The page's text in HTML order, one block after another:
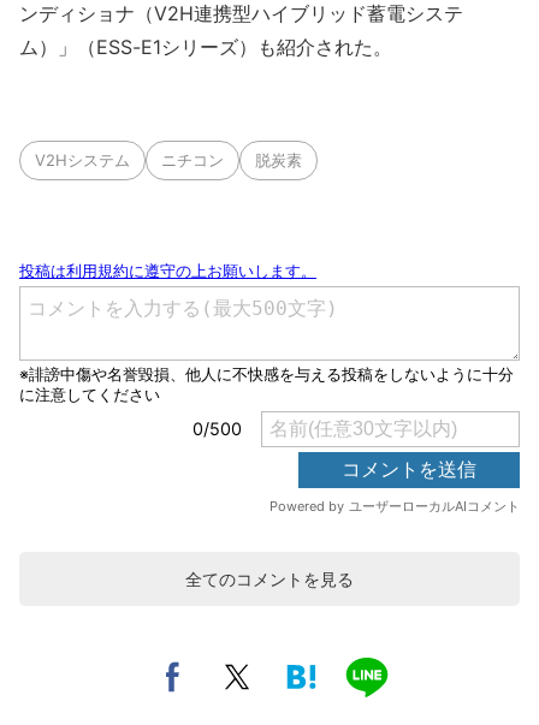
ンディショナ（V2H連携型ハイブリッド蓄電システ
ム）」（ESS-E1シリーズ）も紹介された。
V2Hシステム ニチコン 脱炭素
全てのコメントを見る